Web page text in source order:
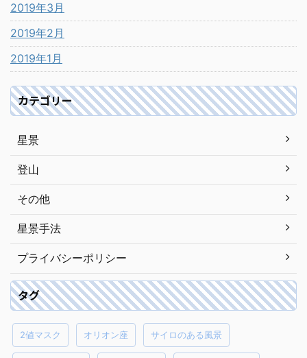
2019年3月
2019年2月
2019年1月
カテゴリー
星景
登山
その他
星景手法
プライバシーポリシー
タグ
2値マスク オリオン座 サイロのある風景